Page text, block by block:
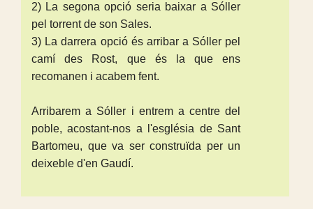
2) La segona opció seria baixar a Sóller
pel torrent de son Sales.
3) La darrera opció és arribar a Sóller pel
camí des Rost, que és la que ens
recomanen i acabem fent.
Arribarem a Sóller i entrem a centre del
poble, acostant-nos a l'església de Sant
Bartomeu, que va ser construïda per un
deixeble d'en Gaudí.